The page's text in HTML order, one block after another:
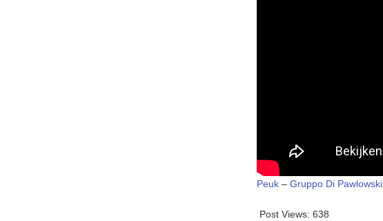
Peuk – Gruppo Di Pawlowski
Post Views: 638